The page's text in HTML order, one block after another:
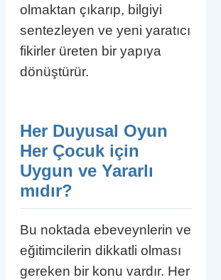
olmaktan çıkarıp, bilgiyi
sentezleyen ve yeni yaratıcı
fikirler üreten bir yapıya
dönüştürür.
Her Duyusal Oyun
Her Çocuk için
Uygun ve Yararlı
mıdır?
Bu noktada ebeveynlerin ve
eğitimcilerin dikkatli olması
gereken bir konu vardır. Her